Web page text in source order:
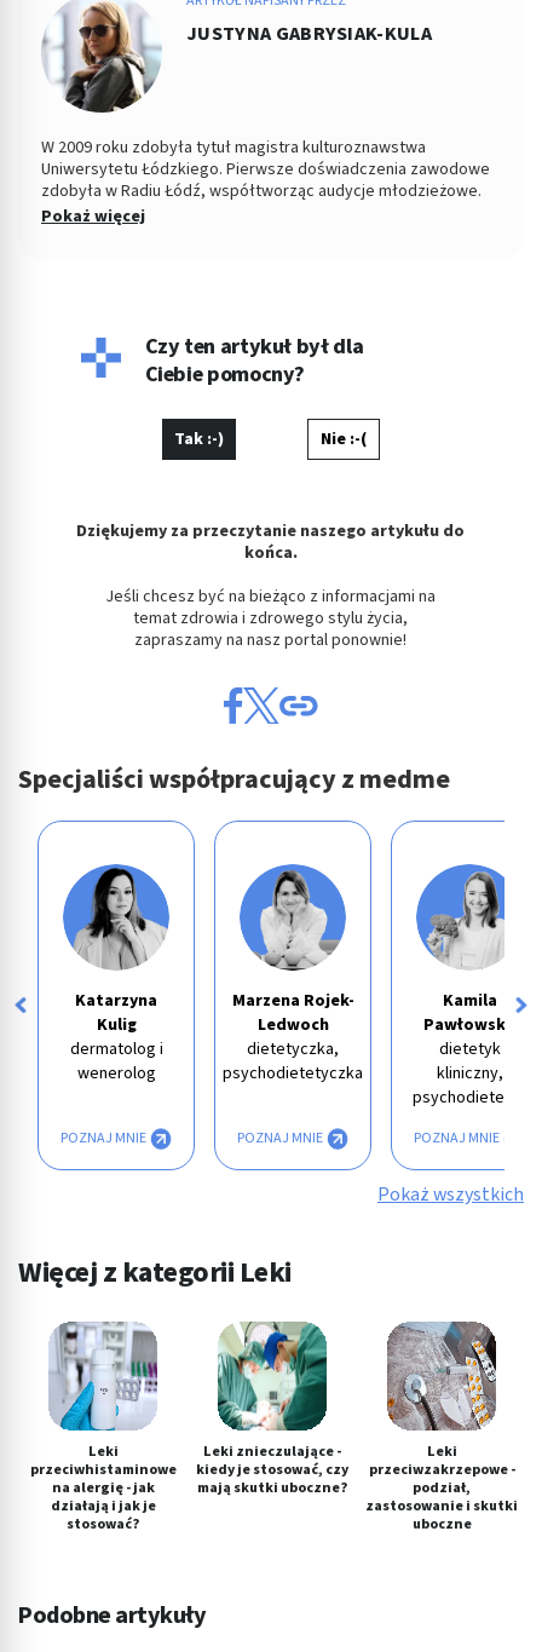
JUSTYNA GABRYSIAK-KULA
W 2009 roku zdobyła tytuł magistra kulturoznawstwa
Uniwersytetu Łódzkiego. Pierwsze doświadczenia zawodowe
zdobyła w Radiu Łódź, współtworząc audycje młodzieżowe.
Od kilku lat pracuje jako copywriter, specjalizując się w
Pokaż więcej
Czy ten artykuł był dla
Ciebie pomocny?
Tak :-) Nie :-(
Dziękujemy za przeczytanie naszego artykułu do
końca.
Jeśli chcesz być na bieżąco z informacjami na
temat zdrowia i zdrowego stylu życia,
zapraszamy na nasz portal ponownie!
Specjaliści współpracujący z medme
Katarzyna
Kulig
dermatolog i
wenerolog
POZNAJ MNIE
Marzena Rojek-
Ledwoch
dietetyczka,
psychodietetyczka
POZNAJ MNIE
Kamila
Pawłowska
dietetyk
kliniczny,
psychodietetyk
POZNAJ MNIE
Pokaż wszystkich
Więcej z kategorii Leki
Leki
przeciwhistaminowe
na alergię - jak
działają i jak je
stosować?
Leki znieczulające -
kiedy je stosować, czy
mają skutki uboczne?
Leki
przeciwzakrzepowe -
podział,
zastosowanie i skutki
uboczne
Podobne artykuły